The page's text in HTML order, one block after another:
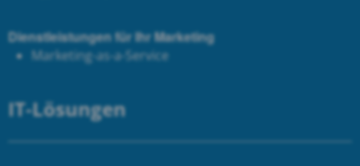
Dienstleistungen für Ihr Marketing
Marketing-as-a-Service
IT-Lösungen